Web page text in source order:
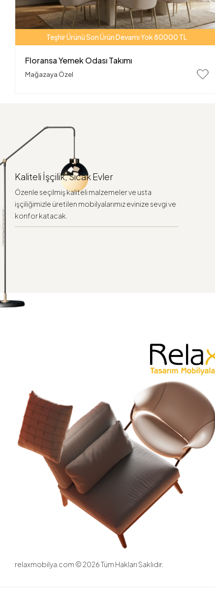
Teşhir Ürünü Son Ürün Devamı Yok 80000 TL
Floransa Yemek Odası Takımı
Mağazaya Özel
Kaliteli İşçilik, Sıcak Evler
Özenle seçilmiş kaliteli malzemeler ve usta
işçiliğimizle üretilen mobilyalarımız evinize sevgi ve
konfor katacak.
relaxmobilya.com ©2026Tüm Hakları Saklıdır.